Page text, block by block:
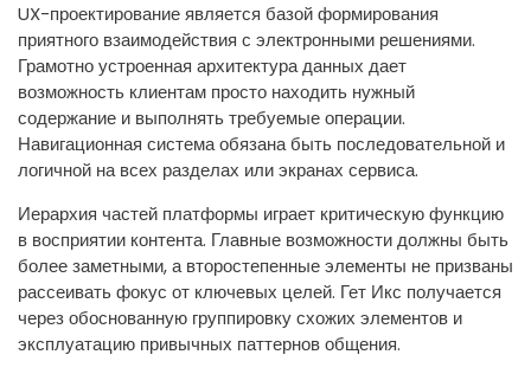
UX-проектирование является базой формирования
приятного взаимодействия с электронными решениями.
Грамотно устроенная архитектура данных дает
возможность клиентам просто находить нужный
содержание и выполнять требуемые операции.
Навигационная система обязана быть последовательной и
логичной на всех разделах или экранах сервиса.
Иерархия частей платформы играет критическую функцию
в восприятии контента. Главные возможности должны быть
более заметными, а второстепенные элементы не призваны
рассеивать фокус от ключевых целей. Гет Икс получается
через обоснованную группировку схожих элементов и
эксплуатацию привычных паттернов общения.